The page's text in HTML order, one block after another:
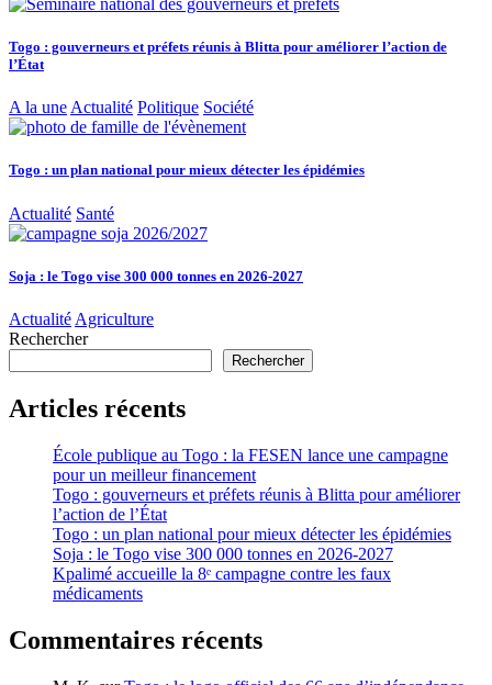
Togo : gouverneurs et préfets réunis à Blitta pour améliorer l’action de
l’État
A la une Actualité Politique Société
Togo : un plan national pour mieux détecter les épidémies
Actualité Santé
Soja : le Togo vise 300 000 tonnes en 2026-2027
Actualité Agriculture
Rechercher
Rechercher
Articles récents
École publique au Togo : la FESEN lance une campagne
pour un meilleur financement
Togo : gouverneurs et préfets réunis à Blitta pour améliorer
l’action de l’État
Togo : un plan national pour mieux détecter les épidémies
Soja : le Togo vise 300 000 tonnes en 2026-2027
Kpalimé accueille la 8ᵉ campagne contre les faux
médicaments
Commentaires récents